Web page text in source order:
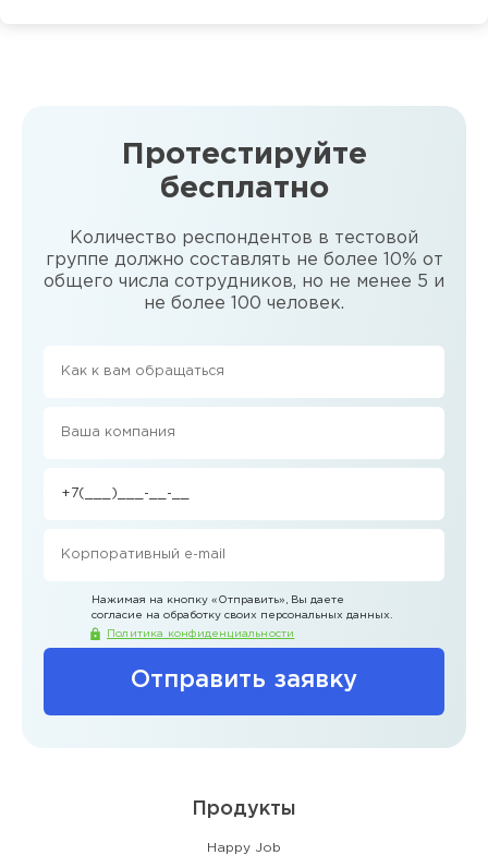
Протестируйте
бесплатно
Количество респондентов в тестовой
группе должно составлять не более 10% от
общего числа сотрудников, но не менее 5 и
не более 100 человек.
Отправить заявку
Нажимая на кнопку «Отправить» , Вы даете
согласие на обработку своих персональных данных.
Политика конфиденциальности
Продукты
Happy Job